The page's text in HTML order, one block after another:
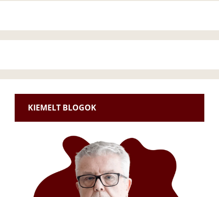
KIEMELT BLOGOK